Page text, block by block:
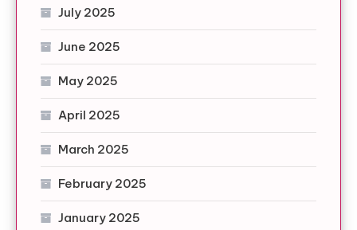
July 2025
June 2025
May 2025
April 2025
March 2025
February 2025
January 2025